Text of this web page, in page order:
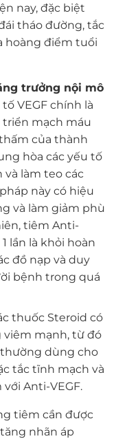
nay, đặc biệt
tháo đường, tắc
hoàng điểm tuổi
trưởng nội mô
tố VEGF chính là
mạch máu
của thành
hòa các yếu tố
và làm teo các
này có hiệu
và làm giảm phù
tiêm Anti-
lần là khỏi hoàn
đồ nạp và duy
bệnh trong quá
thuốc Steroid có
mạnh, từ đó
dùng cho
tắc tĩnh mạch và
Anti-VEGF.
tiêm cần được
nhãn áp